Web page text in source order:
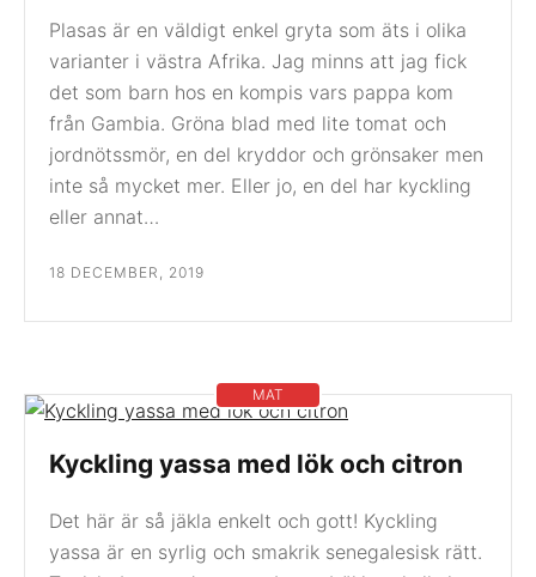
Plasas är en väldigt enkel gryta som äts i olika
varianter i västra Afrika. Jag minns att jag fick
det som barn hos en kompis vars pappa kom
från Gambia. Gröna blad med lite tomat och
jordnötssmör, en del kryddor och grönsaker men
inte så mycket mer. Eller jo, en del har kyckling
eller annat…
18 DECEMBER, 2019
MAT
Kyckling yassa med lök och citron
Det här är så jäkla enkelt och gott! Kyckling
yassa är en syrlig och smakrik senegalesisk rätt.